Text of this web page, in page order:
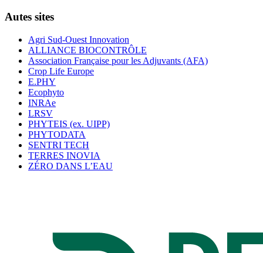
Autes sites
Agri Sud-Ouest Innovation
ALLIANCE BIOCONTRÔLE
Association Française pour les Adjuvants (AFA)
Crop Life Europe
E.PHY
Ecophyto
INRAe
LRSV
PHYTEIS (ex. UIPP)
PHYTODATA
SENTRI TECH
TERRES INOVIA
ZÉRO DANS L’EAU